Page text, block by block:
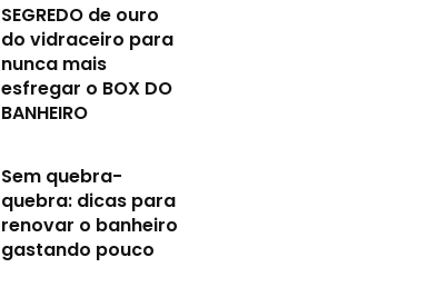
SEGREDO de ouro
do vidraceiro para
nunca mais
esfregar o BOX DO
BANHEIRO
Sem quebra-
quebra: dicas para
renovar o banheiro
gastando pouco